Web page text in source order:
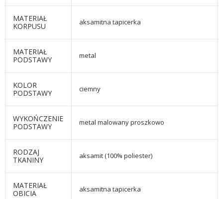
MATERIAŁ
KORPUSU
aksamitna tapicerka
MATERIAŁ
PODSTAWY
metal
KOLOR
PODSTAWY
ciemny
WYKOŃCZENIE
PODSTAWY
metal malowany proszkowo
RODZAJ
TKANINY
aksamit (100% poliester)
MATERIAŁ
OBICIA
aksamitna tapicerka